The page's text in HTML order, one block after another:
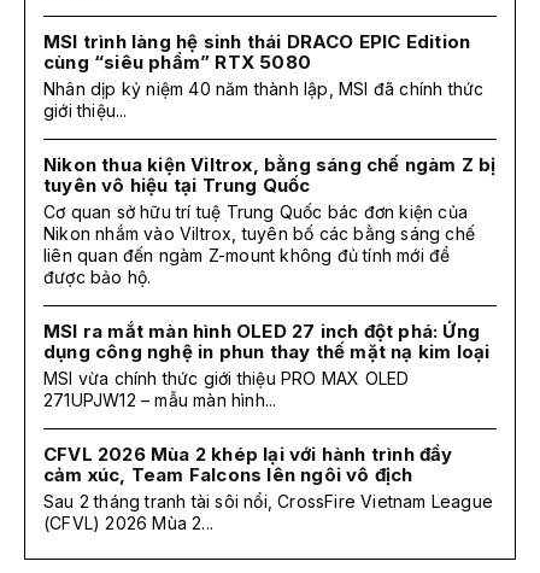
MSI trình làng hệ sinh thái DRACO EPIC Edition
cùng “siêu phẩm” RTX 5080
Nhân dịp kỷ niệm 40 năm thành lập, MSI đã chính thức
giới thiệu...
Nikon thua kiện Viltrox, bằng sáng chế ngàm Z bị
tuyên vô hiệu tại Trung Quốc
Cơ quan sở hữu trí tuệ Trung Quốc bác đơn kiện của
Nikon nhắm vào Viltrox, tuyên bố các bằng sáng chế
liên quan đến ngàm Z-mount không đủ tính mới để
được bảo hộ.
MSI ra mắt màn hình OLED 27 inch đột phá: Ứng
dụng công nghệ in phun thay thế mặt nạ kim loại
MSI vừa chính thức giới thiệu PRO MAX OLED
271UPJW12 – mẫu màn hình...
CFVL 2026 Mùa 2 khép lại với hành trình đầy
cảm xúc, Team Falcons lên ngôi vô địch
Sau 2 tháng tranh tài sôi nổi, CrossFire Vietnam League
(CFVL) 2026 Mùa 2...